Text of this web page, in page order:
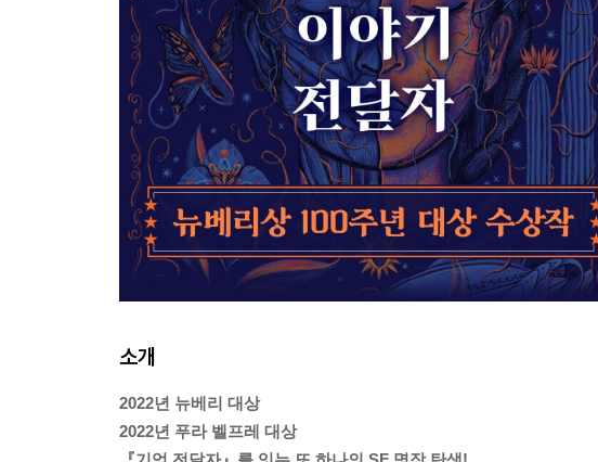
소개
2022년 뉴베리 대상
2022년 푸라 벨프레 대상